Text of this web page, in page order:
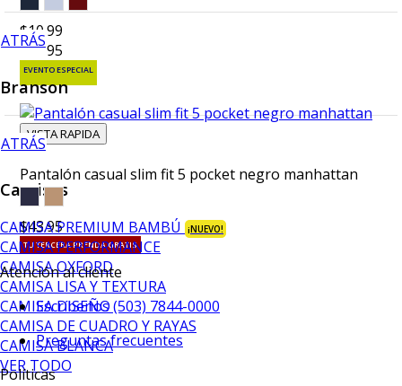
ATRÁS
Branson
ATRÁS
Camisas
CAMISA PREMIUM BAMBÚ ¡NUEVO!
CAMISA PERFORMANCE
CAMISA OXFORD
CAMISA LISA Y TEXTURA
CAMISA DISEÑO
CAMISA DE CUADRO Y RAYAS
CAMISA BLANCA
VER TODO
$10.99
$17.95
EVENTO ESPECIAL
VISTA RAPIDA
Pantalón casual slim fit 5 pocket negro manhattan
$43.95
TU TERCERA PRENDA GRATIS
Atención al cliente
Escríbenos (503) 7844-0000
Preguntas frecuentes
Políticas